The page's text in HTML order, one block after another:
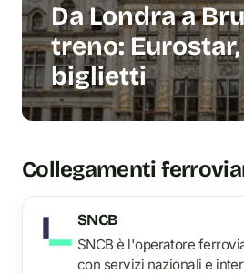
Da Londra a
treno:
biglietti
Collegamenti
SNCB
SNCB è l'operatore
con servizi nazionali e